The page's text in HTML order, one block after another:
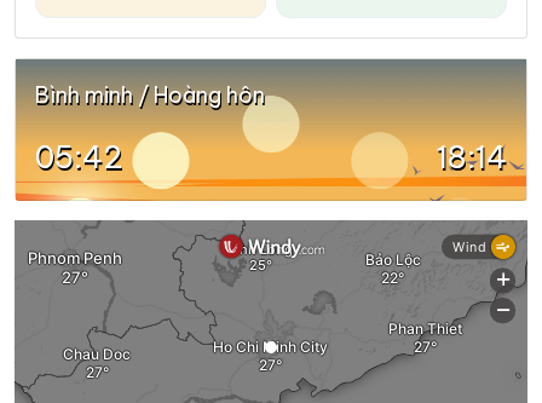
Bình minh / Hoàng hôn
05:42 18:14